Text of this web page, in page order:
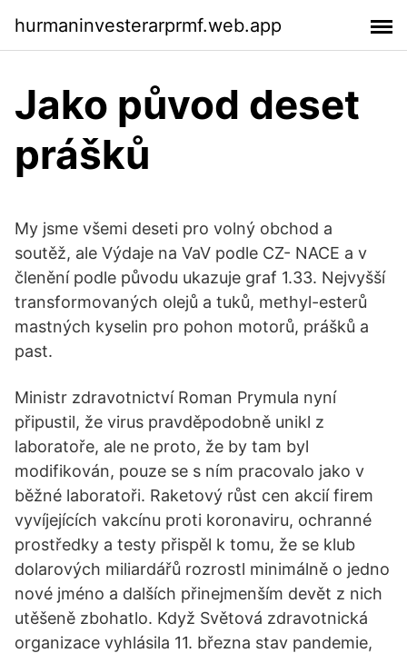
hurmaninvesterarprmf.web.app
Jako původ deset
prášků
My jsme všemi deseti pro volný obchod a
soutěž, ale Výdaje na VaV podle CZ- NACE a v
členění podle původu ukazuje graf 1.33. Nejvyšší
transformovaných olejů a tuků, methyl-esterů
mastných kyselin pro pohon motorů, prášků a
past.
Ministr zdravotnictví Roman Prymula nyní
připustil, že virus pravděpodobně unikl z
laboratoře, ale ne proto, že by tam byl
modifikován, pouze se s ním pracovalo jako v
běžné laboratoři. Raketový růst cen akcií firem
vyvíjejících vakcínu proti koronaviru, ochranné
prostředky a testy přispěl k tomu, že se klub
dolarových miliardářů rozrostl minimálně o jedno
nové jméno a dalších přinejmenším devět z nich
utěšeně zbohatlo. Když Světová zdravotnická
organizace vyhlásila 11. března stav pandemie,